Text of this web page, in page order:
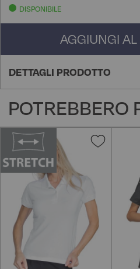
DISPONIBILE
AGGIUNGI AL
DETTAGLI PRODOTTO
POTREBBERO
Aggiungi
desideri